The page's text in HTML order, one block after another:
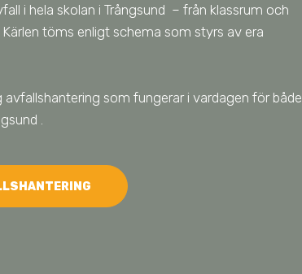
i hela skolan i Trångsund – från klassrum och
töms enligt schema som styrs av era
avfallshantering som fungerar i vardagen för både